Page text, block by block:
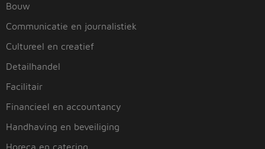
Bouw
Communicatie en journalistiek
Cultureel en creatief
Detailhandel
Facilitair
Financieel en accountancy
Handhaving en beveiliging
Horeca en catering